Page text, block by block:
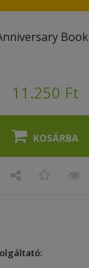
Book
11.250 Ft
KOSÁRBA